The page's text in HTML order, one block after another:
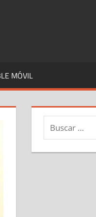
MÓVIL
Buscar: